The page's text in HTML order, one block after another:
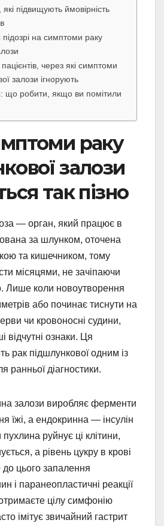
підвищують ймовірність
підозрі на симптоми раку
через які симптоми
залози ігнорують
що робити, якщо ви помітили
раку
залози
так пізно
— орган, який працює в
за шлунком, оточена
та кишечником, тому
місяцями, не зачіпаючи
Лише коли новоутворення
або починає тиснути на
чи кровоносні судини,
відчутні ознаки. Ця
рак підшлункової одним із
ранньої діагностики.
залози виробляє ферменти
їжі, а ендокринна — інсулін
руйнує ці клітини,
а рівень цукру в крові
цього запалення
і паранеопластичні реакції
цілу симфонію
імітує звичайний гастрит